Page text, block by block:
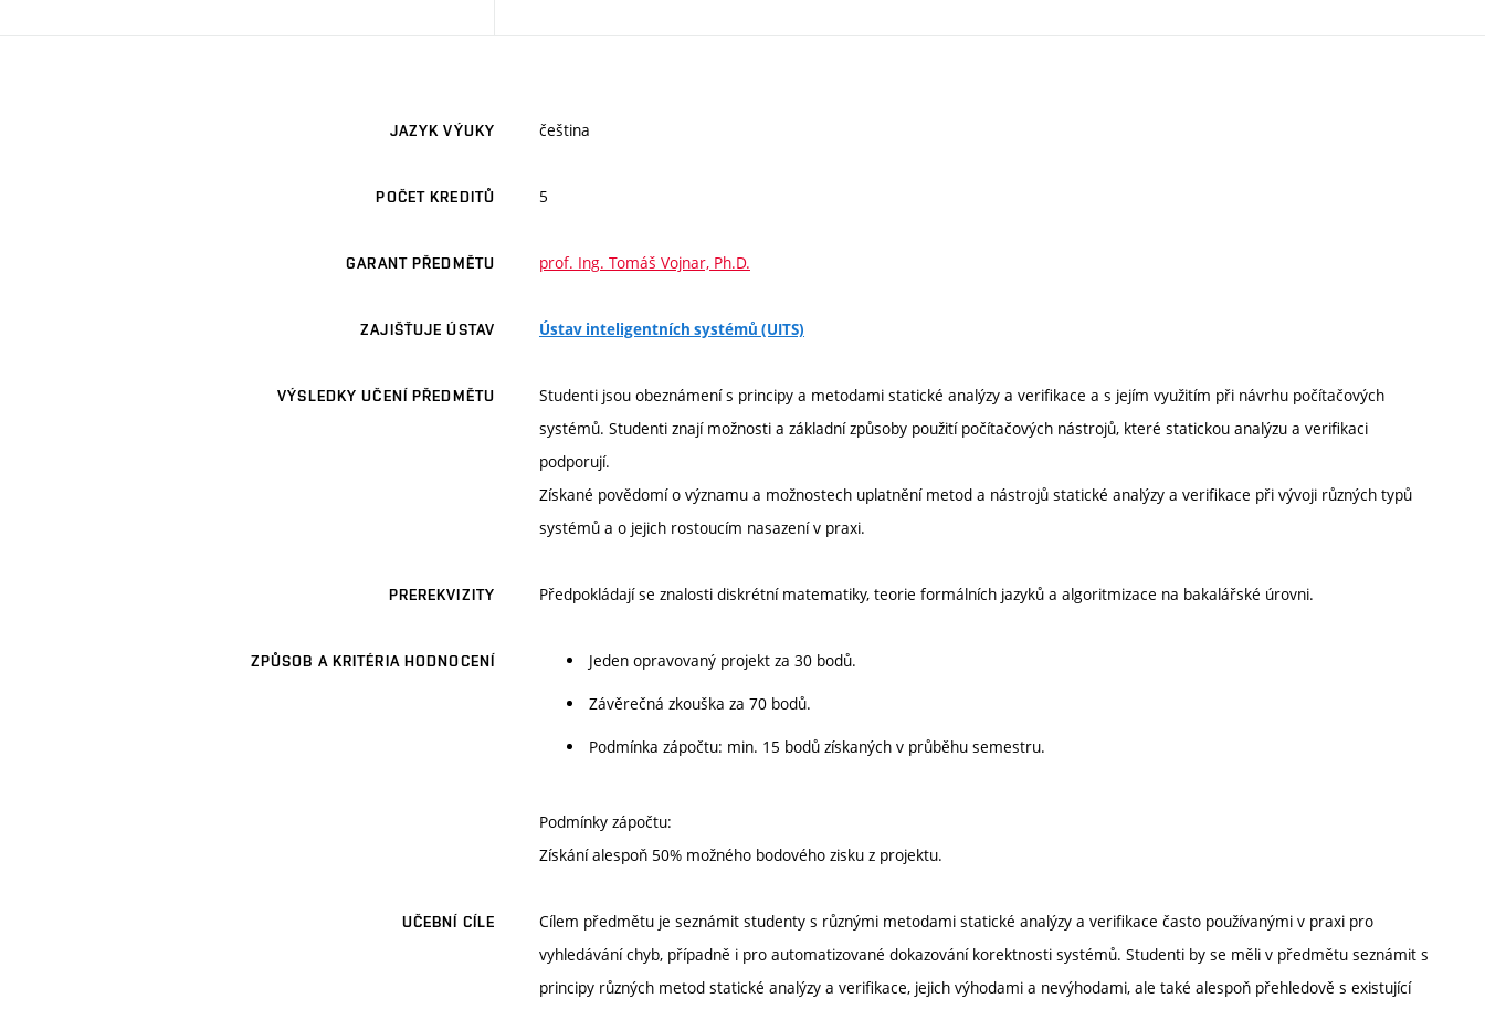
JAZYK VÝUKY čeština
POČET KREDITŮ 5
GARANT PŘEDMĚTU prof. Ing. Tomáš Vojnar, Ph.D.
ZAJIŠŤUJE ÚSTAV Ústav inteligentních systémů (UITS)
VÝSLEDKY UČENÍ PŘEDMĚTU
Studenti jsou obeznámení s principy a metodami statické analýzy a verifikace a s jejím využitím při návrhu počítačových
systémů. Studenti znají možnosti a základní způsoby použití počítačových nástrojů, které statickou analýzu a verifikaci
podporují.
Získané povědomí o významu a možnostech uplatnění metod a nástrojů statické analýzy a verifikace při vývoji různých typů
systémů a o jejich rostoucím nasazení v praxi.
PREREKVIZITY Předpokládají se znalosti diskrétní matematiky, teorie formálních jazyků a algoritmizace na bakalářské úrovni.
ZPŮSOB A KRITÉRIA HODNOCENÍ Jeden opravovaný projekt za 30 bodů.
Závěrečná zkouška za 70 bodů.
Podmínka zápočtu: min. 15 bodů získaných v průběhu semestru.
Podmínky zápočtu:
Získání alespoň 50% možného bodového zisku z projektu.
UČEBNÍ CÍLE
Cílem předmětu je seznámit studenty s různými metodami statické analýzy a verifikace často používanými v praxi pro
vyhledávání chyb, případně i pro automatizované dokazování korektnosti systémů. Studenti by se měli v předmětu seznámit s
principy různých metod statické analýzy a verifikace, jejich výhodami a nevýhodami, ale také alespoň přehledově s existující